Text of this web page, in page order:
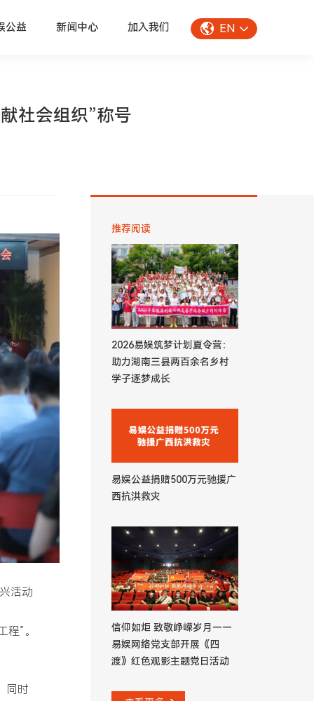
公益 新闻中心 加入我们 EN
社会组织”称号
活动
”。
同时
推荐阅读
2026易娱筑梦计划夏令营：
助力湖南三县两百余名乡村
学子逐梦成长
易娱公益捐赠500万元驰援广
西抗洪救灾
信仰如炬 致敬峥嵘岁月——
易娱网络党支部开展《四
渡》红色观影主题党日活动